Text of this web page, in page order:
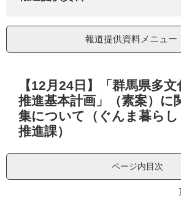
報道提供資料メニュー
【12月24日】「群馬県多
推進基本計画」（素案）に
集について（ぐんま暮らし
推進課）
ページ内目次